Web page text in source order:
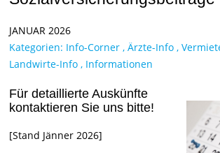
JANUAR 2026
Kategorien: Info-Corner , Ärzte-Info ,
Landwirte-Info , Informationen
Für detaillierte Auskünfte
kontaktieren Sie uns bitte!
[Stand Jänner 2026]